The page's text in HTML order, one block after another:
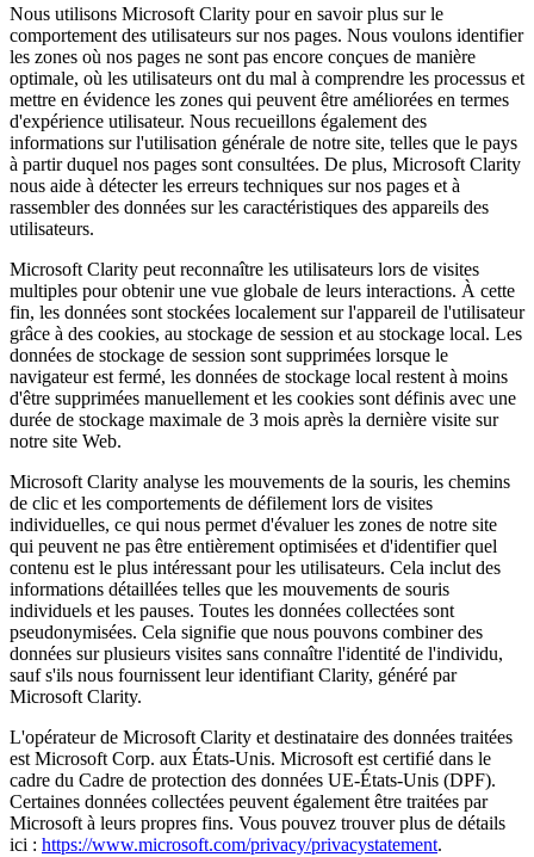
Nous utilisons Microsoft Clarity pour en savoir plus sur le
comportement des utilisateurs sur nos pages. Nous voulons identifier
les zones où nos pages ne sont pas encore conçues de manière
optimale, où les utilisateurs ont du mal à comprendre les processus et
mettre en évidence les zones qui peuvent être améliorées en termes
d'expérience utilisateur. Nous recueillons également des
informations sur l'utilisation générale de notre site, telles que le pays
à partir duquel nos pages sont consultées. De plus, Microsoft Clarity
nous aide à détecter les erreurs techniques sur nos pages et à
rassembler des données sur les caractéristiques des appareils des
utilisateurs.
Microsoft Clarity peut reconnaître les utilisateurs lors de visites
multiples pour obtenir une vue globale de leurs interactions. À cette
fin, les données sont stockées localement sur l'appareil de l'utilisateur
grâce à des cookies, au stockage de session et au stockage local. Les
données de stockage de session sont supprimées lorsque le
navigateur est fermé, les données de stockage local restent à moins
d'être supprimées manuellement et les cookies sont définis avec une
durée de stockage maximale de 3 mois après la dernière visite sur
notre site Web.
Microsoft Clarity analyse les mouvements de la souris, les chemins
de clic et les comportements de défilement lors de visites
individuelles, ce qui nous permet d'évaluer les zones de notre site
qui peuvent ne pas être entièrement optimisées et d'identifier quel
contenu est le plus intéressant pour les utilisateurs. Cela inclut des
informations détaillées telles que les mouvements de souris
individuels et les pauses. Toutes les données collectées sont
pseudonymisées. Cela signifie que nous pouvons combiner des
données sur plusieurs visites sans connaître l'identité de l'individu,
sauf s'ils nous fournissent leur identifiant Clarity, généré par
Microsoft Clarity.
L'opérateur de Microsoft Clarity et destinataire des données traitées
est Microsoft Corp. aux États-Unis. Microsoft est certifié dans le
cadre du Cadre de protection des données UE-États-Unis (DPF).
Certaines données collectées peuvent également être traitées par
Microsoft à leurs propres fins. Vous pouvez trouver plus de détails
ici : https://www.microsoft.com/privacy/privacystatement.